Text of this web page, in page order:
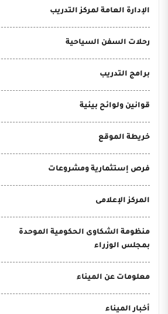
الإدارة العامة لمركز التدريب
رحلات السفن السياحية
برامج التدريب
قوانين ولوائح بيئية
خريطة الموقع
فرص إستثمارية ومشروعات
المركز الإعلامى
منظومة الشكاوى الحكومية الموحدة
بمجلس الوزراء
معلومات عن الميناء
أخبار الميناء